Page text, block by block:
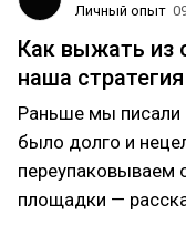
Личный опыт
Как выжать из
наша
Раньше мы писали
было долго и
переупаковываем
площадки —